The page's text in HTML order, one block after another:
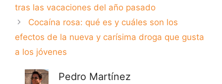
tras las vacaciones del año pasado
Cocaína rosa: qué es y cuáles son los
efectos de la nueva y carísima droga que gusta
a los jóvenes
Pedro Martínez